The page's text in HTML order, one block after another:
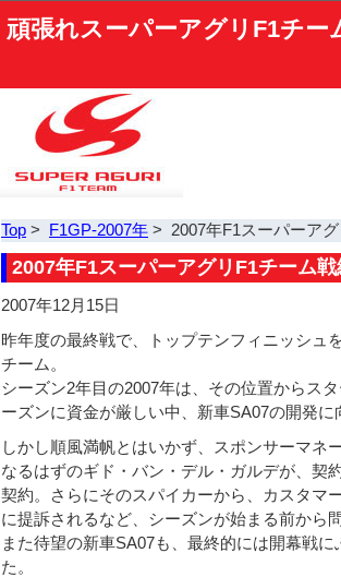
頑張れスーパーアグリF1チー
Top > F1GP-2007年 > 2007年F1スーパーア
2007年F1スーパーアグリF1チーム戦
2007年12月15日
昨年度の最終戦で、トップテンフィニッシュ
チーム。
シーズン2年目の2007年は、その位置からス
ーズンに資金が厳しい中、新車SA07の開発
しかし順風満帆とはいかず、スポンサーマネ
なるはずのギド・バン・デル・ガルデが、契
契約。さらにそのスパイカーから、カスタマ
に提訴されるなど、シーズンが始まる前から
また待望の新車SA07も、最終的には開幕戦
た。